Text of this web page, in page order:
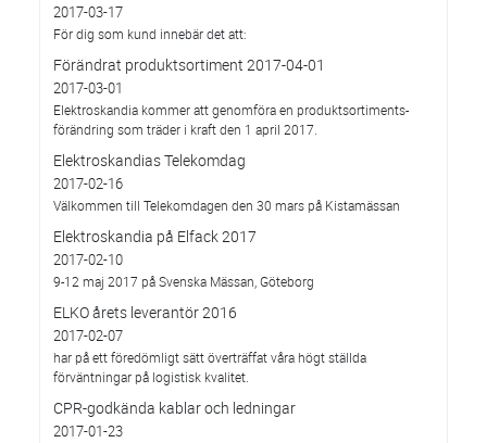
2017-03-17
För dig som kund innebär det att:
Förändrat produktsortiment 2017-04-01
2017-03-01
Elektroskandia kommer att genomföra en produktsortiments-
förändring som träder i kraft den 1 april 2017.
Elektroskandias Telekomdag
2017-02-16
Välkommen till Telekomdagen den 30 mars på Kistamässan
Elektroskandia på Elfack 2017
2017-02-10
9-12 maj 2017 på Svenska Mässan, Göteborg
ELKO årets leverantör 2016
2017-02-07
har på ett föredömligt sätt överträffat våra högt ställda
förväntningar på logistisk kvalitet.
CPR-godkända kablar och ledningar
2017-01-23